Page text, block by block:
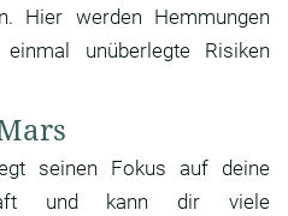
Hier werden Hemmungen
unüberlegte Risiken
seinen Fokus auf deine
und kann dir viele